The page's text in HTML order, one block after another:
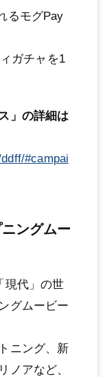
るモグPay
ガチャを1
」の詳細は
#campai
ングムー
現代」の世
グムービー
ニング、新
ノアなど、